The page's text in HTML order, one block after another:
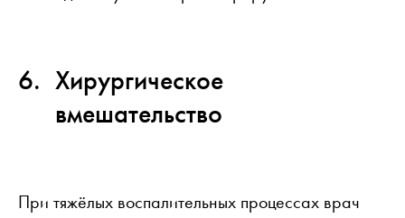
Хирургическое
вмешательство
При тяжёлых воспалительных процессах врач